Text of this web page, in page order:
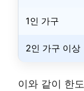
1인 가구
2인 가구 이상
이와 같이 한